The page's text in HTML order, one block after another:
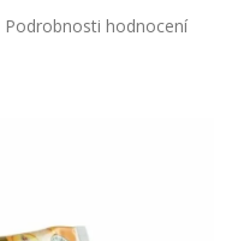
Podrobnosti hodnocení